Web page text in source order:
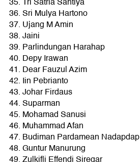
36. Sri Mulya Hartono
37. Ujang M Amin
38. Jaini
39. Parlindungan Harahap
40. Depy Irawan
41. Dear Fauzul Azim
42. Iin Pebrianto
43. Johar Firdaus
44. Suparman
45. Mohamad Sanusi
46. Muhammad Afan
47. Budiman Pardamean Nadapdap
48. Guntur Manurung